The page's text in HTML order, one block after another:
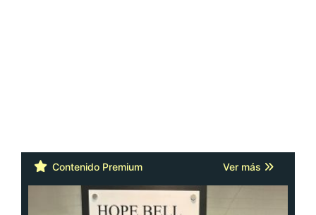
Contenido Premium Ver más